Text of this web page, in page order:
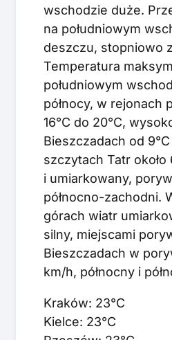
wschodzie duże.
na południowym
deszczu, stopniowo
Temperatura
południowym
północy, w rejonach
16°C do 20°C,
Bieszczadach od 9°C
szczytach Tatr około
i umiarkowany,
północno-zachodni.
górach wiatr
silny, miejscami
Bieszczadach w
km/h, północny i
Kraków: 23°C
Kielce: 23°C